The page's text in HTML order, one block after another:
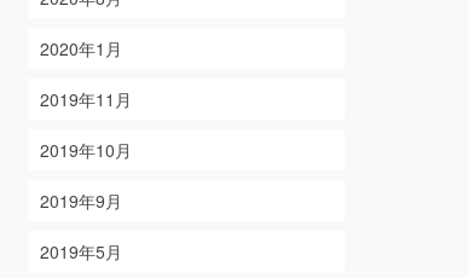
2020年1月
2019年11月
2019年10月
2019年9月
2019年5月